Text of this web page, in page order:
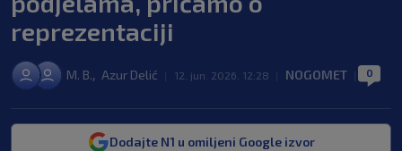
reprezentaciji
M. B., Azur Delić 12. jun. 2026. 12:28 NOGOMET 0
Dodajte N1 u omiljeni Google izvor